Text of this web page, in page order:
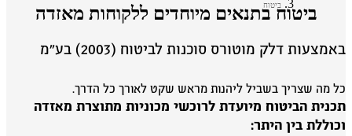
ביטוח
ביטוח בתנאים מיוחדים ללקוחות מאזדה
דלק מוטורס סוכנות לביטוח (2003) בע״מ
מה שצריך בשביל ליהנות מראש שקט לאורך כל הדרך.
הביטוח מיועדת לרוכשי מכוניות מתוצרת מאזדה
בין היתר: